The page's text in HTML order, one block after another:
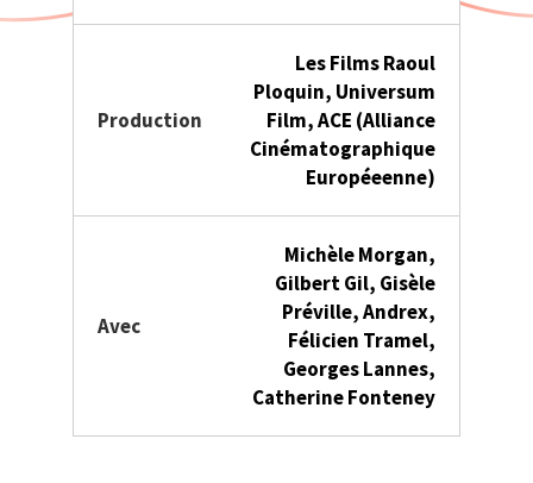
Production
Les Films Raoul
Ploquin, Universum
Film, ACE (Alliance
Cinématographique
Européeenne)
Avec
Michèle Morgan,
Gilbert Gil, Gisèle
Préville, Andrex,
Félicien Tramel,
Georges Lannes,
Catherine Fonteney